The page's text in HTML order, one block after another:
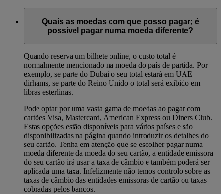
Quais as moedas com que posso pagar; é
possível pagar numa moeda diferente?
Quando reserva um bilhete online, o custo total é
normalmente mencionado na moeda do país de partida. Por
exemplo, se parte do Dubai o seu total estará em UAE
dirhams, se parte do Reino Unido o total será exibido em
libras esterlinas.
Pode optar por uma vasta gama de moedas ao pagar com
cartões Visa, Mastercard, American Express ou Diners Club.
Estas opções estão disponíveis para vários países e são
disponibilizadas na página quando introduzir os detalhes do
seu cartão. Tenha em atenção que se escolher pagar numa
moeda diferente da moeda do seu cartão, a entidade emissora
do seu cartão irá usar a taxa de câmbio e também poderá ser
aplicada uma taxa. Infelizmente não temos controlo sobre as
taxas de câmbio das entidades emissoras de cartão ou taxas
cobradas pelos bancos.